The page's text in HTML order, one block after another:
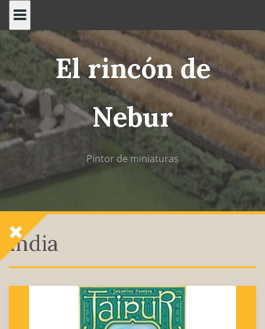
contenido
El rincón de
Nebur
Pintor de miniaturas
India